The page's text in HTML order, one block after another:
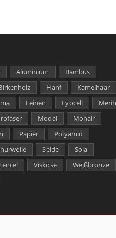
Aluminium
Bambus
Hanf
Kamelhaar
Leinen Lyocell
Modal
Mohair
Papier
Polyamid
Seide
Soja
Viskose
Weißbronze